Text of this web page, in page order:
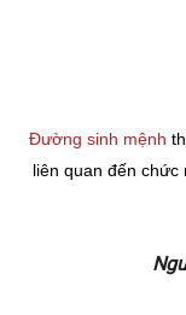
Đường sinh mệnh
liên quan đến chức